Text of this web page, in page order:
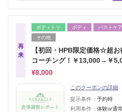
再
来
ボディトリ ボディ バストケア
その他
【初回・HPB限定価格☆超
コーチング！￥13,000→￥
¥8,000
このクーポンの詳細
提示条件： 予約時
利用条件： 体験or通